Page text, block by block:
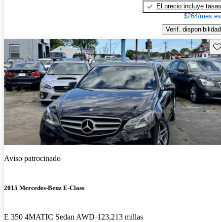
El precio incluye tasas
$264/mes
Verif. disponibilidad
Aviso patrocinado
2015 Mercedes-Benz E-Class
E 350 4MATIC Sedan AWD 123,213 millas